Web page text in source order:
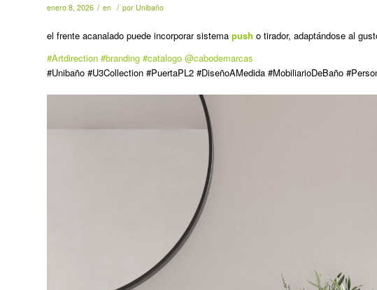
enero 8, 2026 / en / por Unibaño
el frente acanalado puede incorporar sistema push o tirador, adaptándose al
#Artdirection #branding #catalogo @cabodemarcas
#Unibaño #U3Collection #PuertaPL2 #DiseñoAMedida #MobiliarioDeBaño